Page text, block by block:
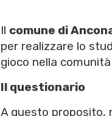
Il comune di
per realizzare lo
gioco nella
Il questionario
A questo proposito,